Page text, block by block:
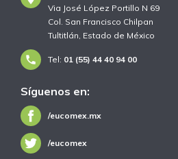
Via José López Portillo N 69
Col. San Francisco Chilpan
Tultitlán, Estado de México
Tel: 01 (55) 44 40 94 00
Síguenos en:
/eucomex.mx
/eucomex